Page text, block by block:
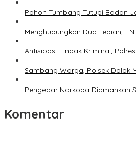
Pohon Tumbang Tutupi Badan
Menghubungkan Dua Tepian,
Antisipasi Tindak Kriminal,
Sambang Warga, Polsek Dolok
Pengedar Narkoba Diamankan
Komentar